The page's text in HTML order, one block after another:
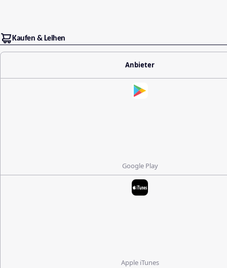
Kaufen & Leihen
Anbieter
Google Play
Apple iTunes